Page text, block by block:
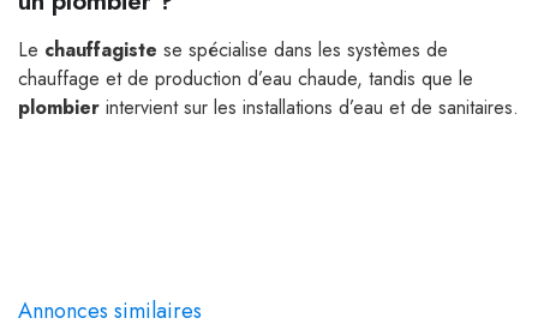
Le chauffagiste se spécialise dans les systèmes de
chauffage et de production d’eau chaude, tandis que le
plombier intervient sur les installations d’eau et de sanitaires.
Annonces similaires